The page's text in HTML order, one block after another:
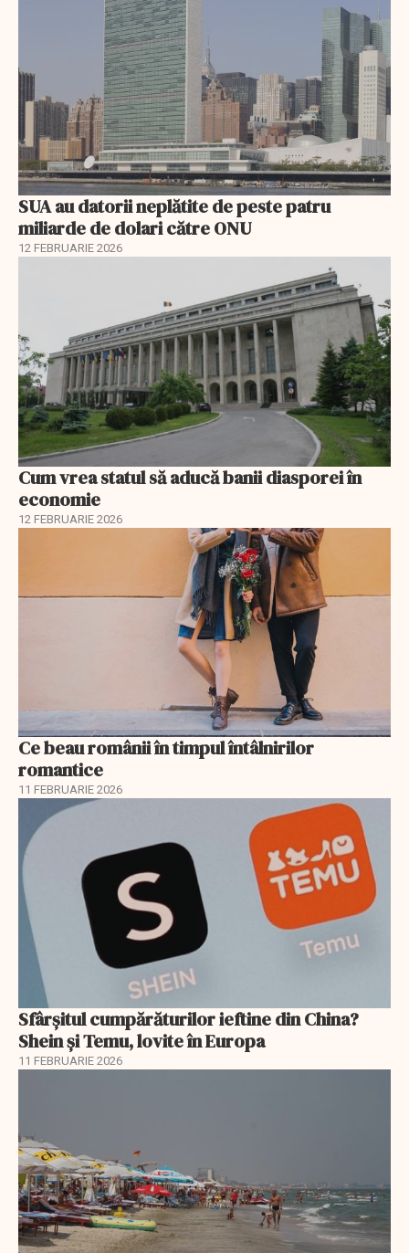
SUA au datorii neplătite de peste patru
miliarde de dolari către ONU
12 FEBRUARIE 2026
Cum vrea statul să aducă banii diasporei în
economie
12 FEBRUARIE 2026
Ce beau românii în timpul întâlnirilor
romantice
11 FEBRUARIE 2026
Sfârșitul cumpărăturilor ieftine din China?
Shein și Temu, lovite în Europa
11 FEBRUARIE 2026